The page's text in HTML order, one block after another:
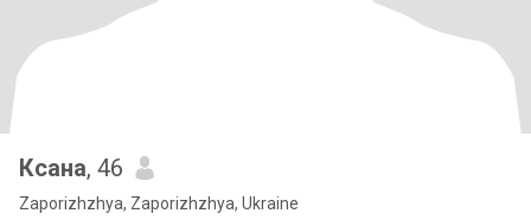
Ксана, 46
Zaporizhzhya, Zaporizhzhya, Ukraine